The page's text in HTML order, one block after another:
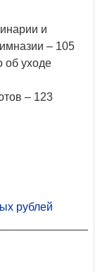
и
– 105
об уходе
– 123
рублей